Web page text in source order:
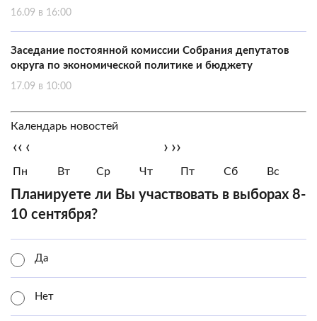
16.09 в 16:00
Заседание постоянной комиссии Собрания депутатов
округа по экономической политике и бюджету
17.09 в 10:00
Календарь новостей
‹‹ ‹ › ››
Пн Вт Ср Чт Пт Сб Вс
Планируете ли Вы участвовать в выборах 8-
10 сентября?
Да
Нет